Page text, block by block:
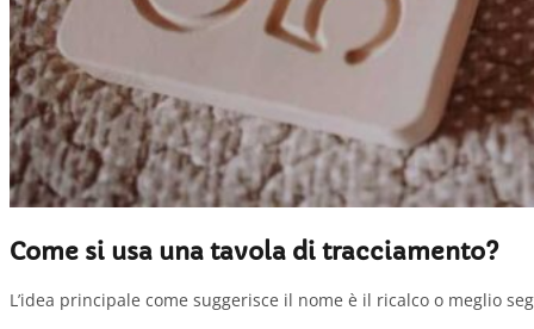
Come si usa una tavola di tracciamento?
L’idea principale come suggerisce il nome è il ricalco o meglio